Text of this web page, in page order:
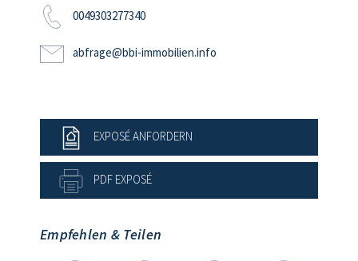
0049303277340
abfrage@bbi-immobilien.info
EXPOSÉ ANFORDERN
PDF EXPOSÉ
Empfehlen & Teilen